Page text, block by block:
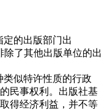
定的出版部门出
了其他出版单位的出
类似特许性质的行政
民事权利。出版社基
得经济利益，并不等